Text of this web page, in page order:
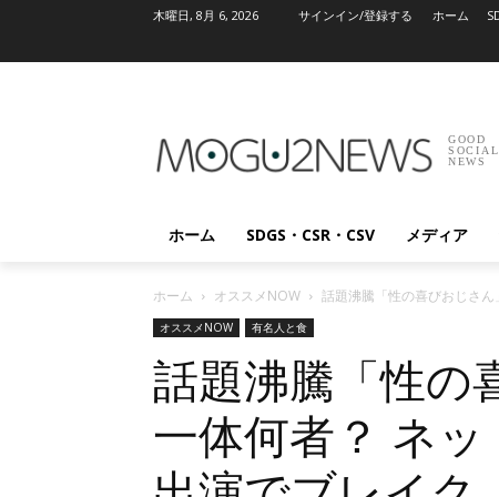
木曜日, 8月 6, 2026 サインイン/登録する ホーム
GOOD
SOCIAL
NEWS
ホーム SDGS・CSR・CSV メディア
ホーム オススメNOW 話題沸騰「性の喜びおじさ
オススメNOW 有名人と食
話題沸騰「性の
一体何者？ ネ